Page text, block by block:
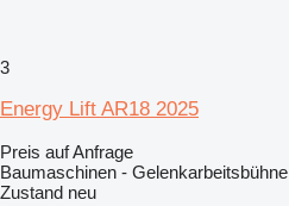
3
Energy Lift AR18 2025
Preis auf Anfrage
Baumaschinen - Gelenkarbeitsbühne
Zustand neu